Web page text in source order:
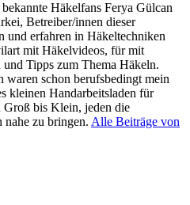
Häkelfans Ferya Gülcan
Betreiber/innen dieser
und erfahren in Häkeltechniken
mit Häkelvideos, für mit
Tipps zum Thema Häkeln.
waren schon berufsbedingt mein
kleinen Handarbeitsladen für
bis Klein, jeden die
nahe zu bringen. Alle Beiträge von